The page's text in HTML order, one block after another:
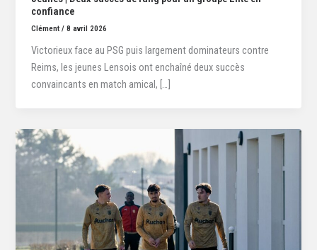
confiance
Clément/8 avril 2026
Victorieux face au PSG puis largement dominateurs contre
Reims, les jeunes Lensois ont enchaîné deux succès
convaincants en match amical, […]